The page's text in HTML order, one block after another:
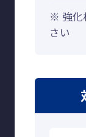
※ 強化
さい